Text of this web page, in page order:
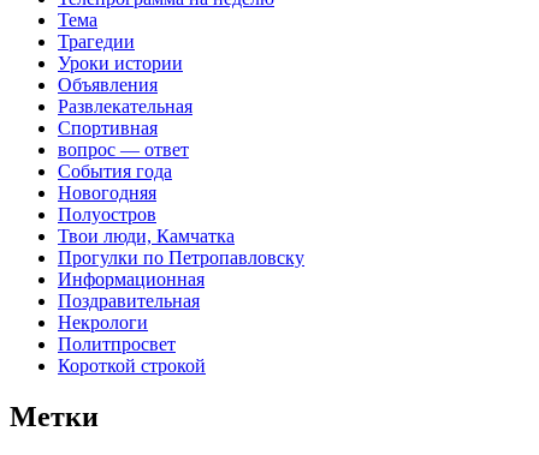
Тема
Трагедии
Уроки истории
Объявления
Развлекательная
Спортивная
вопрос — ответ
События года
Новогодняя
Полуостров
Твои люди, Камчатка
Прогулки по Петропавловску
Информационная
Поздравительная
Некрологи
Политпросвет
Короткой строкой
Метки